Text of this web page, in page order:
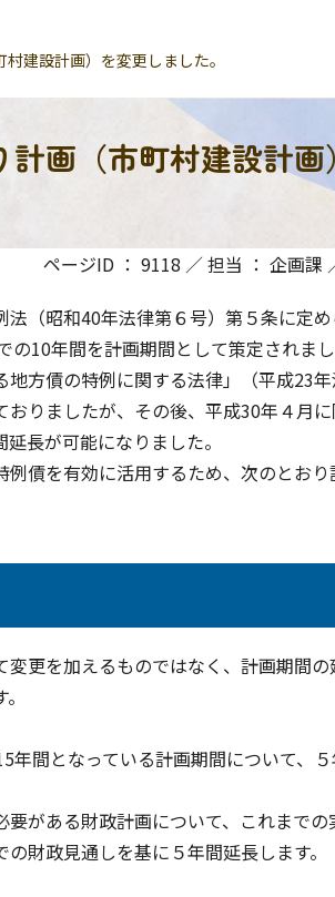
建設計画）を変更しました。
計画（市町村建設計
ページID ： 9118 ／ 担当 ： 企画課
（昭和40年法律第６号）第５条に定
の10年間を計画期間として策定されま
地方債の特例に関する法律」（平成23
りましたが、その後、平成30年４月
長が可能になりました。
債を有効に活用するため、次のとお
更を加えるものではなく、計画期間
年間となっている計画期間について、
がある財政計画について、これまで
財政見通しを基に５年間延長します。